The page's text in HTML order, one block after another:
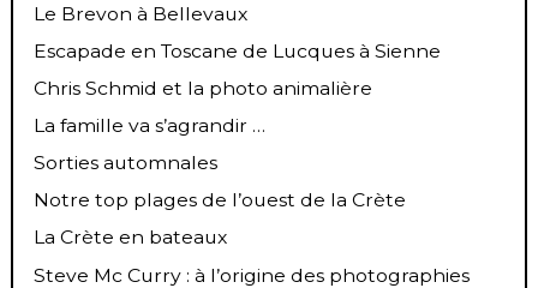
Le Brevon à Bellevaux
Escapade en Toscane de Lucques à Sienne
Chris Schmid et la photo animalière
La famille va s’agrandir …
Sorties automnales
Notre top plages de l’ouest de la Crète
La Crète en bateaux
Steve Mc Curry : à l’origine des photographies